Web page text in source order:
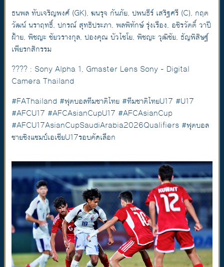
ธนพล ทับเจริญพงศ์ (GK), ฆนรุจ กันภัย, ปพนธีร์ เสริฐศรี (C), กฤต
วัฒน์ นราฤทธิ์, ปกรณ์ สุทธิประภา, พลพิทักษ์ รุ่งเรือง, อชิรวัตติ์ วาปี
ฝ้าย, พิชญะ ชัยวรางกุล, ปองคุณ บัวไชโย, พิชญะ วุฒิชัย, ธัญพิสิษฐ์
เพียรกสิกรรม
???? : Sony Alpha 1, Gmaster Lens Sony - Digital
Camera Thailand
#FAThailand #ฟุตบอลทีมชาติไทย #ทีมชาติไทยU17 #U17
#AFCU17 #AFCAsianCupU17 #AFCAsianCup
#AFCU17AsianCupSaudiArabia2026Qualifiers #ฟุตบอล
ชายชิงแชมป์เอเชียU17รอบคัดเลือก